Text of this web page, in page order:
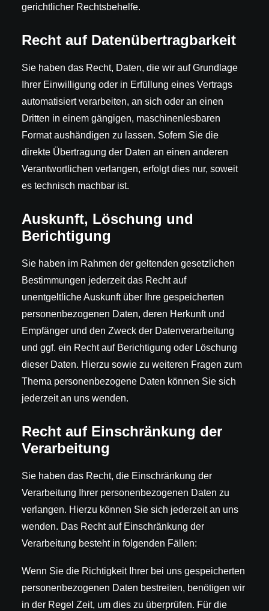
gerichtlicher Rechtsbehelfe.
Recht auf Daten­übertrag­barkeit
Sie haben das Recht, Daten, die wir auf Grundlage
Ihrer Einwilligung oder in Erfüllung eines Vertrags
automatisiert verarbeiten, an sich oder an einen
Dritten in einem gängigen, maschinenlesbaren
Format aushändigen zu lassen. Sofern Sie die
direkte Übertragung der Daten an einen anderen
Verantwortlichen verlangen, erfolgt dies nur, soweit
es technisch machbar ist.
Auskunft, Löschung und
Berichtigung
Sie haben im Rahmen der geltenden gesetzlichen
Bestimmungen jederzeit das Recht auf
unentgeltliche Auskunft über Ihre gespeicherten
personenbezogenen Daten, deren Herkunft und
Empfänger und den Zweck der Datenverarbeitung
und ggf. ein Recht auf Berichtigung oder Löschung
dieser Daten. Hierzu sowie zu weiteren Fragen zum
Thema personenbezogene Daten können Sie sich
jederzeit an uns wenden.
Recht auf Einschränkung der
Verarbeitung
Sie haben das Recht, die Einschränkung der
Verarbeitung Ihrer personenbezogenen Daten zu
verlangen. Hierzu können Sie sich jederzeit an uns
wenden. Das Recht auf Einschränkung der
Verarbeitung besteht in folgenden Fällen:
Wenn Sie die Richtigkeit Ihrer bei uns gespeicherten
personenbezogenen Daten bestreiten, benötigen wir
in der Regel Zeit, um dies zu überprüfen. Für die